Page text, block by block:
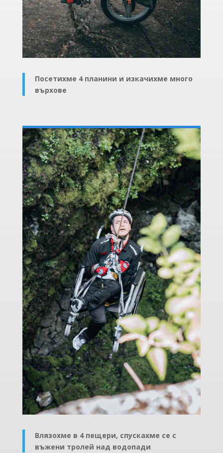
Посетихме 4 планини и изкачихме много
върхове
Влязохме в 4 пещери, спускахме се с
въжени тролей над водопади